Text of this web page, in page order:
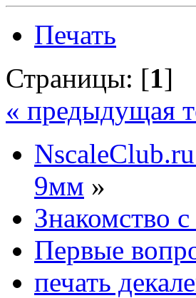
Печать
Страницы: [1]
« предыдущая
9мм »
Знакомство
Первые
печать